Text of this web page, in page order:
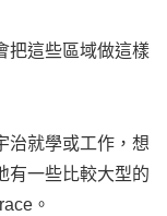
把這些區域做這樣
治就學或工作，想
有一些比較大型的
。